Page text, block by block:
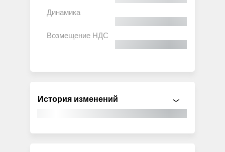
История изменений